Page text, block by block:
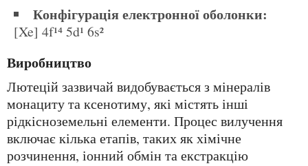
Конфігурація електронної оболонки:
[Xe] 4f¹⁴ 5d¹ 6s²
Виробництво
Лютецій зазвичай видобувається з мінералів
монациту та ксенотиму, які містять інші
рідкісноземельні елементи. Процес вилучення
включає кілька етапів, таких як хімічне
розчинення, іонний обмін та екстракцію